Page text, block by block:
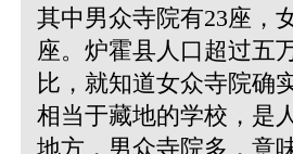
其中男众寺院有23座，
座。炉霍县人口超过五
比，就知道女众寺院确
相当于藏地的学校，是
地方，男众寺院多，意